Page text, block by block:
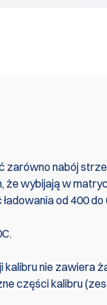
zarówno nabój
że wybijają w
od 400
kalibru nie zawiera
części kalibru